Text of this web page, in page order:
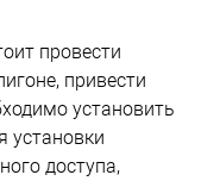
провести
привести
установить
установки
доступа,